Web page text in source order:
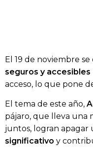
El 19 de noviembre se
seguros y accesibles
acceso, lo que pone
El tema de este año,
pájaro, que lleva una
juntos, logran apagar
significativo y